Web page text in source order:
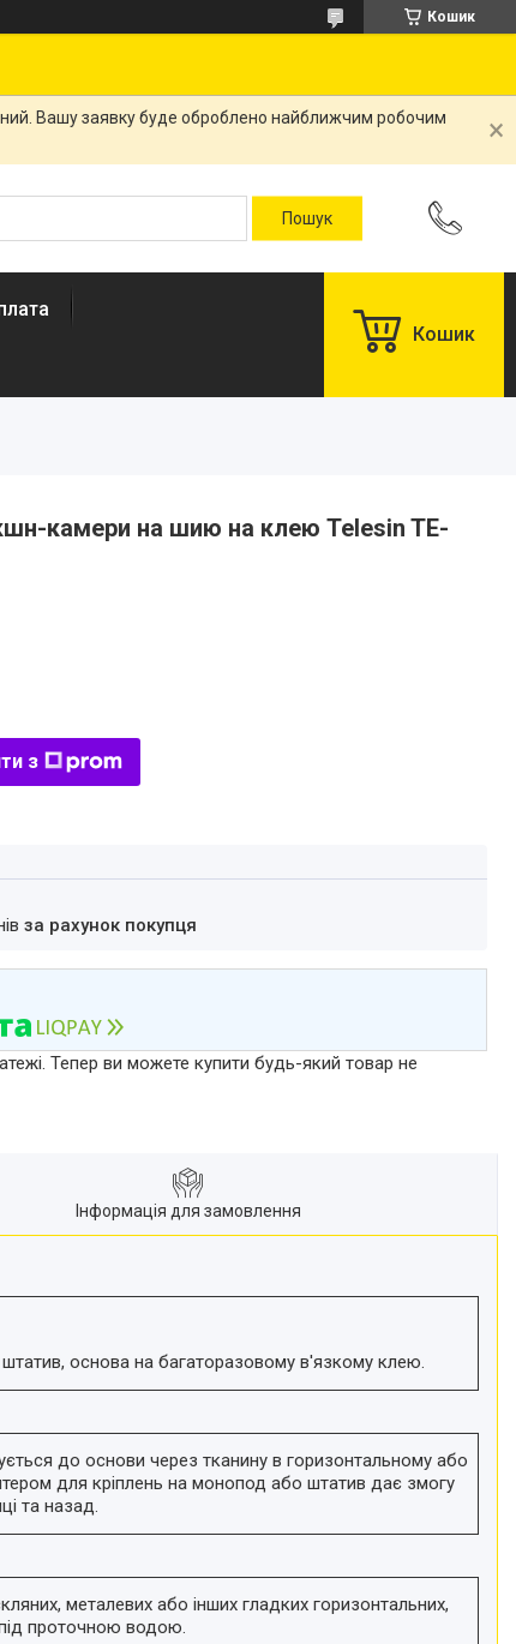
Кошик
Вашу заявку буде оброблено найближчим робочим
Кошик
камери на шию на клею Telesin TE-
з
за рахунок покупця
Тепер ви можете купити будь-який товар не
Інформація для замовлення
основа на багаторазовому в'язкому клею.
до основи через тканину в горизонтальному або
для кріплень на монопод або штатив дає змогу
та назад.
металевих або інших гладких горизонтальних,
проточною водою.